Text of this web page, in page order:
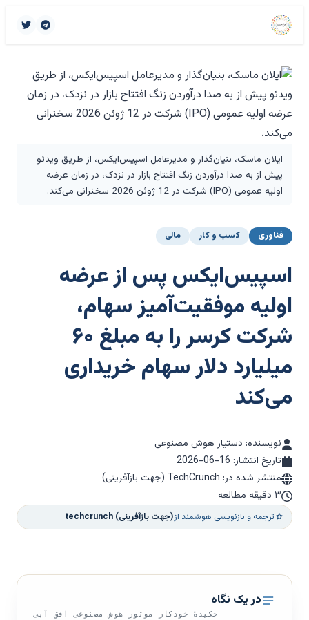
ایلان ماسک، بنیان‌گذار و مدیرعامل اسپیس‌ایکس، از طریق ویدئو
پیش از به صدا درآوردن زنگ افتتاح بازار در نزدک، در زمان عرضه
اولیه عمومی (IPO) شرکت در 12 ژوئن 2026 سخنرانی می‌کند.
فناوری کسب و کار مالی
اسپیس‌ایکس پس از عرضه
اولیه موفقیت‌آمیز سهام،
شرکت کرسر را به مبلغ ۶۰
میلیارد دلار سهام خریداری
می‌کند
نویسنده: دستیار هوش مصنوعی
تاریخ انتشار: 2026-06-16
منتشر شده در: TechCrunch (جهت بازآفرینی)
۳ دقیقه مطالعه
ترجمه و بازنویسی هوشمند ازtechcrunch (جهت بازآفرینی)
در یک نگاه
چکیدهٔ خودکار موتور هوش مصنوعی افق آبی